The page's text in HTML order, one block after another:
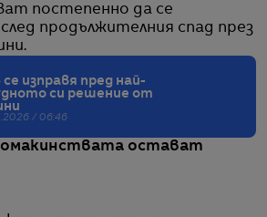
постепенно да се
продължителния спад през
се изправя пред най-
си решение от
/ 06:46
остават